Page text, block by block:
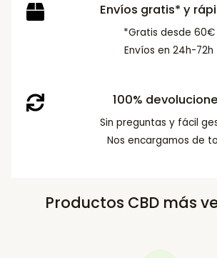
Envíos gratis* y
*Gratis desde 60€
Envíos en 24h-72h
100%
Sin preguntas y fácil
Nos encargamos de
Productos CBD más